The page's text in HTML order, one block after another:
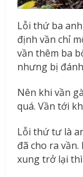
Lỗi thứ ba
định vần chỉ
vần thêm ba
nhưng bị
Nên khi vần
quá. Vần tới
Lỗi thứ tư là
đã cho ra
xung trở lại thì